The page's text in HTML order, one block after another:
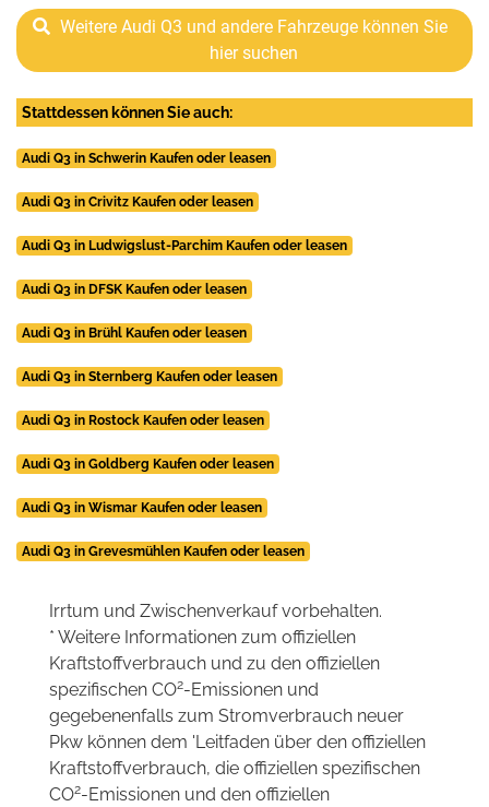
Weitere Audi Q3 und andere Fahrzeuge können Sie
hier suchen
Stattdessen können Sie auch:
Audi Q3 in Schwerin Kaufen oder leasen
Audi Q3 in Crivitz Kaufen oder leasen
Audi Q3 in Ludwigslust-Parchim Kaufen oder leasen
Audi Q3 in DFSK Kaufen oder leasen
Audi Q3 in Brühl Kaufen oder leasen
Audi Q3 in Sternberg Kaufen oder leasen
Audi Q3 in Rostock Kaufen oder leasen
Audi Q3 in Goldberg Kaufen oder leasen
Audi Q3 in Wismar Kaufen oder leasen
Audi Q3 in Grevesmühlen Kaufen oder leasen
Irrtum und Zwischenverkauf vorbehalten.
* Weitere Informationen zum offiziellen
Kraftstoffverbrauch und zu den offiziellen
spezifischen CO2-Emissionen und
gegebenenfalls zum Stromverbrauch neuer
Pkw können dem 'Leitfaden über den offiziellen
Kraftstoffverbrauch, die offiziellen spezifischen
CO2-Emissionen und den offiziellen